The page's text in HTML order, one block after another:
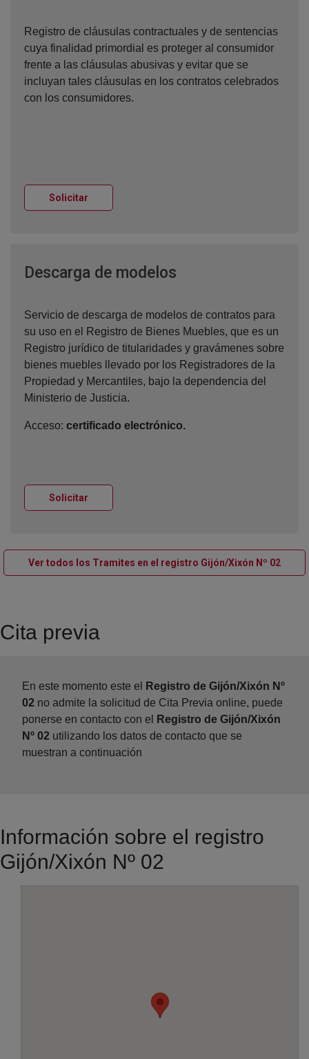
Registro de cláusulas contractuales y de sentencias
cuya finalidad primordial es proteger al consumidor
frente a las cláusulas abusivas y evitar que se
incluyan tales cláusulas en los contratos celebrados
con los consumidores.
Solicitar
Descarga de modelos
Servicio de descarga de modelos de contratos para
su uso en el Registro de Bienes Muebles, que es un
Registro jurídico de titularidades y gravámenes sobre
bienes muebles llevado por los Registradores de la
Propiedad y Mercantiles, bajo la dependencia del
Ministerio de Justicia.
Acceso: certificado electrónico.
Solicitar
Ver todos los Tramites en el registro Gijón/Xixón Nº 02
Cita previa
En este momento este el
Registro de Gijón/Xixón Nº
02 no admite la solicitud de Cita Previa online, puede
ponerse en contacto con el
Registro de Gijón/Xixón
Nº 02 utilizando los datos de contacto que se
muestran a continuación
Información sobre el registro
Gijón/Xixón Nº 02